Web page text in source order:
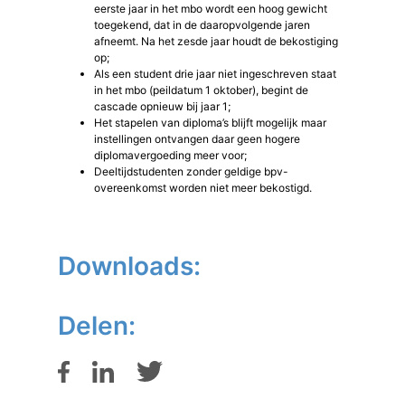
eerste jaar in het mbo wordt een hoog gewicht
toegekend, dat in de daaropvolgende jaren
afneemt. Na het zesde jaar houdt de bekostiging
op;
Als een student drie jaar niet ingeschreven staat
in het mbo (peildatum 1 oktober), begint de
cascade opnieuw bij jaar 1;
Het stapelen van diploma’s blijft mogelijk maar
instellingen ontvangen daar geen hogere
diplomavergoeding meer voor;
Deeltijdstudenten zonder geldige bpv-
overeenkomst worden niet meer bekostigd.
Downloads:
Delen: